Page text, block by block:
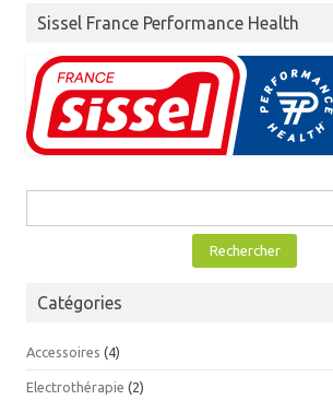
Sissel France Performance Health
Catégories
Accessoires (4)
Electrothérapie (2)